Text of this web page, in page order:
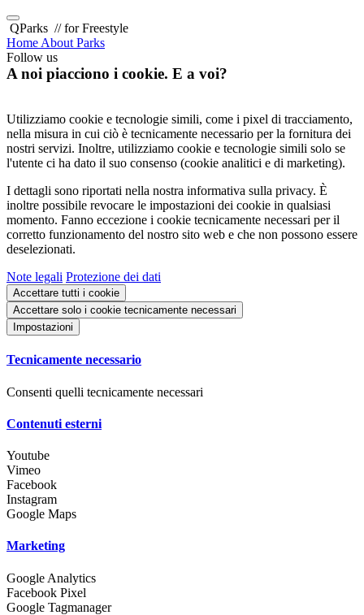
QParks // for Freestyle
Home About Parks
Follow us
A noi piacciono i cookie. E a voi?
Utilizziamo cookie e tecnologie simili, come i pixel di tracciamento,
nella misura in cui ciò è tecnicamente necessario per la fornitura dei
nostri servizi. Inoltre, utilizziamo cookie e tecnologie simili solo se
l'utente ci ha dato il suo consenso (cookie analitici e di marketing).
I dettagli sono riportati nella nostra informativa sulla privacy. È
inoltre possibile revocare le impostazioni dei cookie in qualsiasi
momento. Fanno eccezione i cookie tecnicamente necessari per il
corretto funzionamento del nostro sito web e che non possono essere
deselezionati.
Note legali Protezione dei dati
Accettare tutti i cookie
Accettare solo i cookie tecnicamente necessari
Impostazioni
Tecnicamente necessario
Consenti quelli tecnicamente necessari
Contenuti esterni
Youtube
Vimeo
Facebook
Instagram
Google Maps
Marketing
Google Analytics
Facebook Pixel
Google Tagmanager